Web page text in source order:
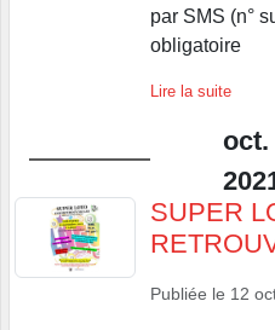
par SMS (n°
obligatoire
Lire la suite
oct.
SUPER
Publiée le 12